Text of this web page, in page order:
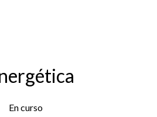
En curso